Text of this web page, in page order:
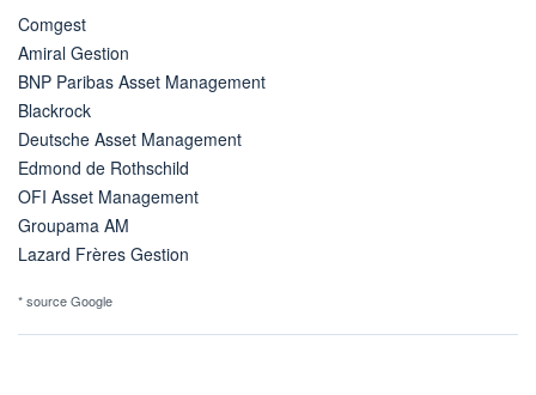
Comgest
Amiral Gestion
BNP Paribas Asset Management
Blackrock
Deutsche Asset Management
Edmond de Rothschild
OFI Asset Management
Groupama AM
Lazard Frères Gestion
* source Google